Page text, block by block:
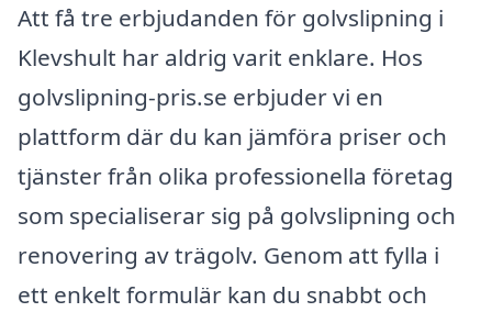
Att få tre erbjudanden för golvslipning i
Klevshult har aldrig varit enklare. Hos
golvslipning-pris.se erbjuder vi en
plattform där du kan jämföra priser och
tjänster från olika professionella företag
som specialiserar sig på golvslipning och
renovering av trägolv. Genom att fylla i
ett enkelt formulär kan du snabbt och